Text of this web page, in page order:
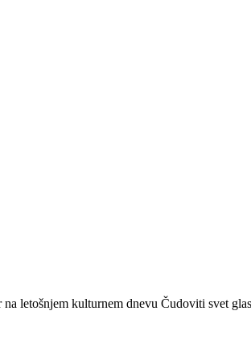
letošnjem kulturnem dnevu Čudoviti svet